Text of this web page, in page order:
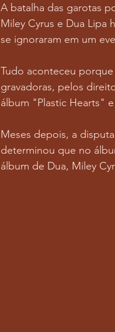
A batalha das garotas
Miley Cyrus e Dua Lipa
se ignoraram em um
Tudo aconteceu
gravadoras, pelos
álbum "Plastic Hearts"
Meses depois, a
determinou que no
álbum de Dua, Miley